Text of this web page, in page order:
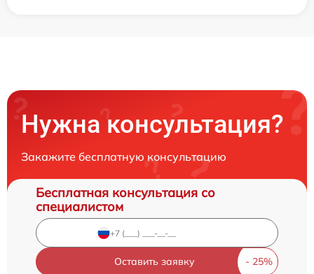
Нужна консультация?
Закажите бесплатную консультацию
Бесплатная консультация со
специалистом
Оставить заявку